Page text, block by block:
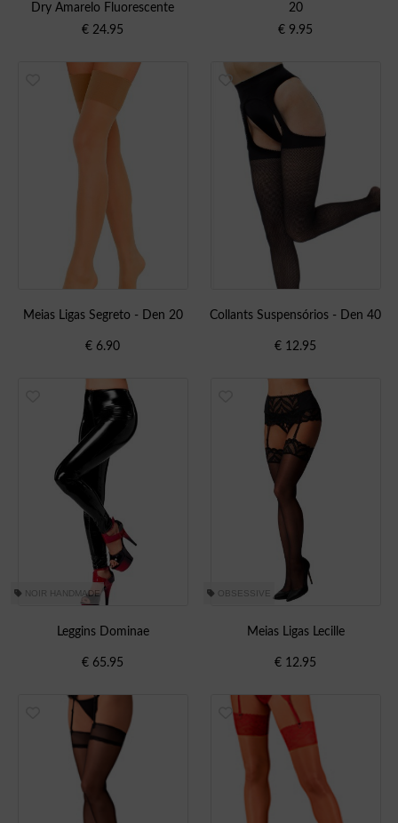
Dry Amarelo Fluorescente
€ 24.95
20
€ 9.95
Meias Ligas Segreto - Den 20
€ 6.90
Collants Suspensórios - Den 40
€ 12.95
NOIR HANDMADE
Leggins Dominae
€ 65.95
OBSESSIVE
Meias Ligas Lecille
€ 12.95